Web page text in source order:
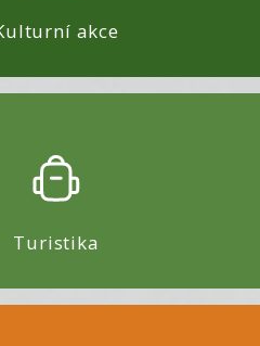
akce
Turistika